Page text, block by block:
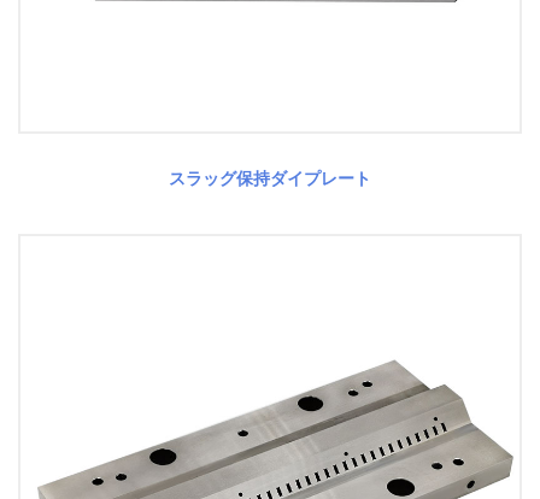
スラッグ保持ダイプレート